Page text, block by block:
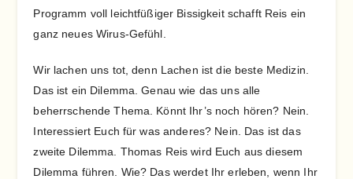
Programm voll leichtfüßiger Bissigkeit schafft Reis ein
ganz neues Wirus-Gefühl.
Wir lachen uns tot, denn Lachen ist die beste Medizin.
Das ist ein Dilemma. Genau wie das uns alle
beherrschende Thema. Könnt Ihr’s noch hören? Nein.
Interessiert Euch für was anderes? Nein. Das ist das
zweite Dilemma. Thomas Reis wird Euch aus diesem
Dilemma führen. Wie? Das werdet Ihr erleben, wenn Ihr